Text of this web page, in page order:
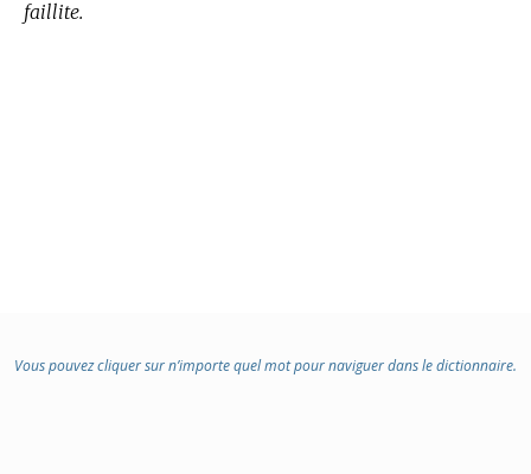
faillite.
Vous pouvez cliquer sur n’importe quel mot pour naviguer dans le dictionnaire.